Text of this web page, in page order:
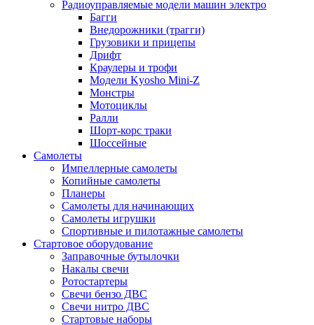
Радиоуправляемые модели машин электро
Багги
Внедорожники (трагги)
Грузовики и прицепы
Дрифт
Краулеры и трофи
Модели Kyosho Mini-Z
Монстры
Мотоциклы
Ралли
Шорт-корс траки
Шоссейные
Самолеты
Импеллерные самолеты
Копийные самолеты
Планеры
Самолеты для начинающих
Самолеты игрушки
Спортивные и пилотажные самолеты
Стартовое оборудование
Заправочные бутылочки
Накалы свечи
Ротостартеры
Свечи бензо ДВС
Свечи нитро ДВС
Стартовые наборы